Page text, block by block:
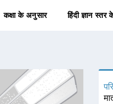
कक्षा के अनुसार हिंदी ज्ञान